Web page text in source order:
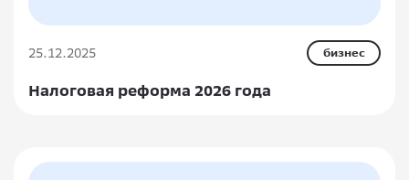
25.12.2025 бизнес
Налоговая реформа 2026 года